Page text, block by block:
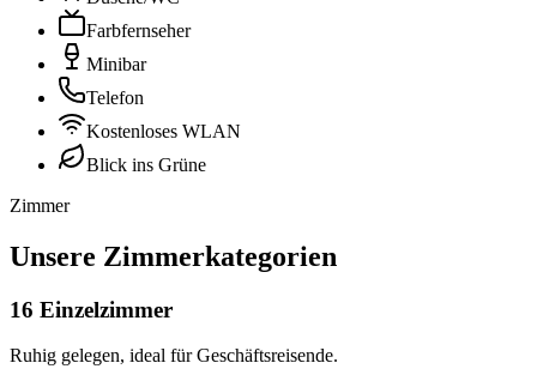
Farbfernseher
Minibar
Telefon
Kostenloses WLAN
Blick ins Grüne
Zimmer
Unsere Zimmerkategorien
16 Einzelzimmer
Ruhig gelegen, ideal für Geschäftsreisende.